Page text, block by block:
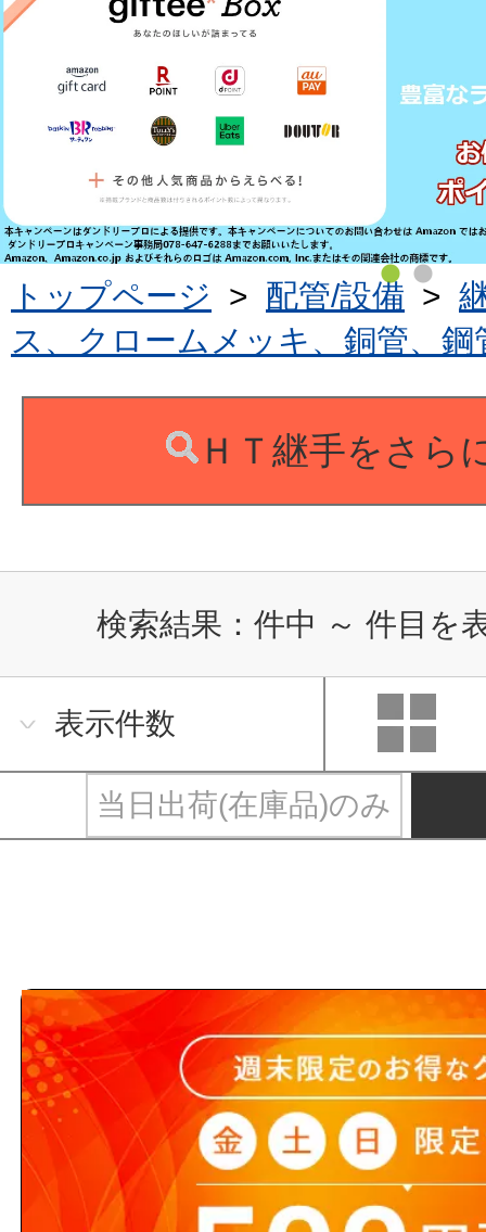
トップページ > 配管/設備 >
ス、クロームメッキ、銅管、鋼
ＨＴ継手をさら
検索結果： 件中 ～ 件目を
表示件数
当日出荷(在庫品)のみ
ＨＴ継手